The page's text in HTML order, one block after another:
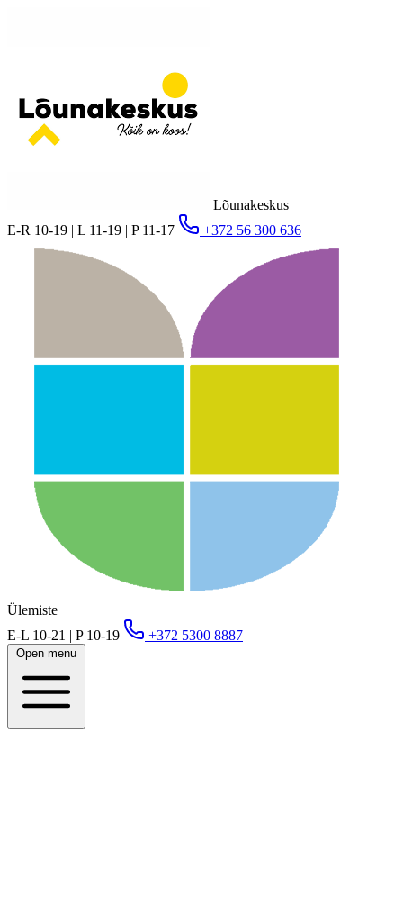
Lõunakeskus
E-R 10-19 | L 11-19 | P 11-17
+372 56 300 636
Ülemiste
E-L 10-21 | P 10-19
+372 5300 8887
Open menu